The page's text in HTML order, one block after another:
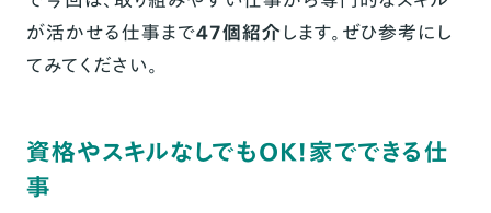
が活かせる仕事まで47個紹介 します。ぜひ参考にし
てみてください。
資格やスキルなしでもOK！家でできる仕
事